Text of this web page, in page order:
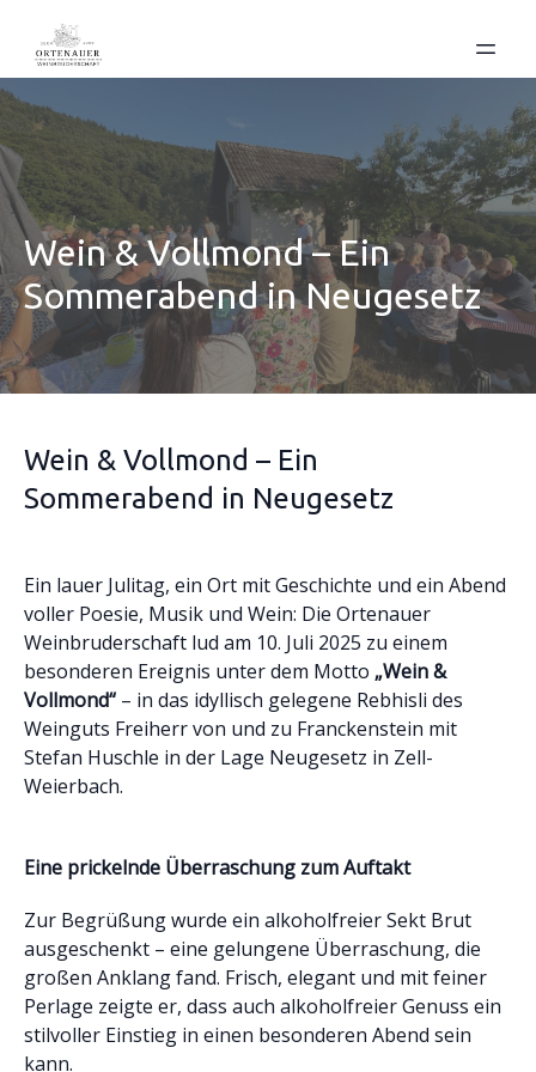
Wein & Vollmond – Ein
Sommerabend in Neugesetz
Wein & Vollmond – Ein
Sommerabend in Neugesetz
Ein lauer Julitag, ein Ort mit Geschichte und ein Abend
voller Poesie, Musik und Wein: Die Ortenauer
Weinbruderschaft lud am 10. Juli 2025 zu einem
besonderen Ereignis unter dem Motto „Wein &
Vollmond“ – in das idyllisch gelegene Rebhisli des
Weinguts Freiherr von und zu Franckenstein mit
Stefan Huschle in der Lage Neugesetz in Zell-
Weierbach.
Eine prickelnde Überraschung zum Auftakt
Zur Begrüßung wurde ein alkoholfreier Sekt Brut
ausgeschenkt – eine gelungene Überraschung, die
großen Anklang fand. Frisch, elegant und mit feiner
Perlage zeigte er, dass auch alkoholfreier Genuss ein
stilvoller Einstieg in einen besonderen Abend sein
kann.